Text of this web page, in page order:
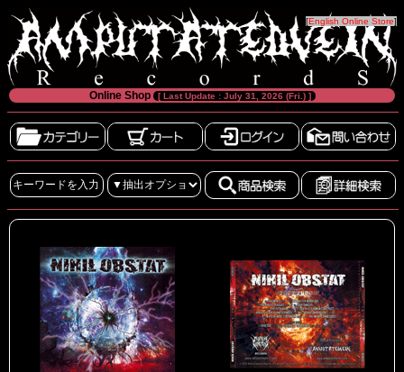
[English Online Store]
Online Shop [ Last Update : July 31, 2026 (Fri.) ]